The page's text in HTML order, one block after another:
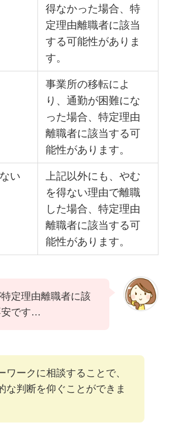
得なかった場合、特
定理由離職者に該当
する可能性がありま
す。
事業所の移転によ
り、通勤が困難にな
った場合、特定理由
離職者に該当する可
能性があります。
い
上記以外にも、やむ
を得ない理由で離職
した場合、特定理由
離職者に該当する可
能性があります。
定理由離職者に該
安です…
ワークに相談することで、
な判断を仰ぐことができま